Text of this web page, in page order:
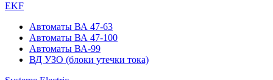
EKF
Автоматы ВА 47-63
Автоматы ВА 47-100
Автоматы ВА-99
ВД УЗО (блоки утечки тока)